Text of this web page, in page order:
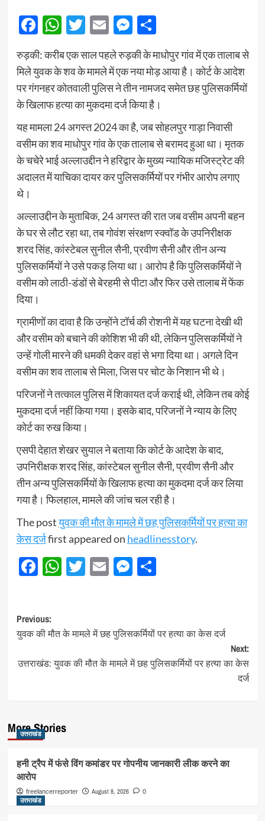
Facebook
WhatsApp
Twitter
EmailMessenger
Share
रुड़की: करीब एक साल पहले रुड़की के माधोपुर गांव में एक तालाब से
मिले युवक के शव के मामले में एक नया मोड़ आया है। कोर्ट के आदेश
पर गंगनहर कोतवाली पुलिस ने तीन नामजद समेत छह पुलिसकर्मियों
के खिलाफ हत्या का मुकदमा दर्ज किया है।
यह मामला 24 अगस्त 2024 का है, जब सोहलपुर गाड़ा निवासी
वसीम का शव माधोपुर गांव के एक तालाब से बरामद हुआ था। मृतक
के चचेरे भाई अल्लाउद्दीन ने हरिद्वार के मुख्य न्यायिक मजिस्ट्रेट की
अदालत में याचिका दायर कर पुलिसकर्मियों पर गंभीर आरोप लगाए
थे।
अल्लाउद्दीन के मुताबिक, 24 अगस्त की रात जब वसीम अपनी बहन
के घर से लौट रहा था, तब गोवंश संरक्षण स्क्वॉड के उपनिरीक्षक
शरद सिंह, कांस्टेबल सुनील सैनी, प्रवीण सैनी और तीन अन्य
पुलिसकर्मियों ने उसे पकड़ लिया था। आरोप है कि पुलिसकर्मियों ने
वसीम को लाठी-डंडों से बेरहमी से पीटा और फिर उसे तालाब में फेंक
दिया।
ग्रामीणों का दावा है कि उन्होंने टॉर्च की रोशनी में यह घटना देखी थी
और वसीम को बचाने की कोशिश भी की थी, लेकिन पुलिसकर्मियों ने
उन्हें गोली मारने की धमकी देकर वहां से भगा दिया था। अगले दिन
वसीम का शव तालाब से मिला, जिस पर चोट के निशान भी थे।
परिजनों ने तत्काल पुलिस में शिकायत दर्ज कराई थी, लेकिन तब कोई
मुकदमा दर्ज नहीं किया गया। इसके बाद, परिजनों ने न्याय के लिए
कोर्ट का रुख किया।
एसपी देहात शेखर सुयाल ने बताया कि कोर्ट के आदेश के बाद,
उपनिरीक्षक शरद सिंह, कांस्टेबल सुनील सैनी, प्रवीण सैनी और
तीन अन्य पुलिसकर्मियों के खिलाफ हत्या का मुकदमा दर्ज कर लिया
गया है। फिलहाल, मामले की जांच चल रही है।
The postयुवक की मौत के मामले में छह पुलिसकर्मियों पर हत्या का
केस दर्जfirst appeared on headlinesstory.
Facebook
WhatsApp
Twitter
EmailMessenger
Share
Post
navigation
Previous:
युवक की मौत के मामले में छह पुलिसकर्मियों पर हत्या का केस दर्ज
Next:
उत्तराखंड: युवक की मौत के मामले में छह पुलिसकर्मियों पर हत्या का केस
दर्ज
More Stories
उत्तराखंड
हनी ट्रैप में फंसे विंग कमांडर पर गोपनीय जानकारी लीक करने का
आरोप
freelancerreporter August 8, 2026 0
उत्तराखंड